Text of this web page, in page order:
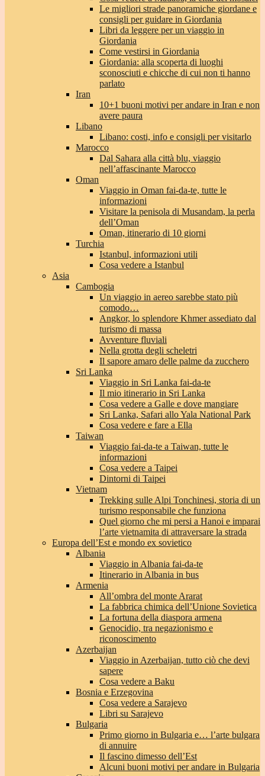
Le migliori strade panoramiche giordane e
consigli per guidare in Giordania
Libri da leggere per un viaggio in
Giordania
Come vestirsi in Giordania
Giordania: alla scoperta di luoghi
sconosciuti e chicche di cui non ti hanno
parlato
Iran
10+1 buoni motivi per andare in Iran e non
avere paura
Libano
Libano: costi, info e consigli per visitarlo
Marocco
Dal Sahara alla città blu, viaggio
nell’affascinante Marocco
Oman
Viaggio in Oman fai-da-te, tutte le
informazioni
Visitare la penisola di Musandam, la perla
dell’Oman
Oman, itinerario di 10 giorni
Turchia
Istanbul, informazioni utili
Cosa vedere a Istanbul
Asia
Cambogia
Un viaggio in aereo sarebbe stato più
comodo…
Angkor, lo splendore Khmer assediato dal
turismo di massa
Avventure fluviali
Nella grotta degli scheletri
Il sapore amaro delle palme da zucchero
Sri Lanka
Viaggio in Sri Lanka fai-da-te
Il mio itinerario in Sri Lanka
Cosa vedere a Galle e dove mangiare
Sri Lanka, Safari allo Yala National Park
Cosa vedere e fare a Ella
Taiwan
Viaggio fai-da-te a Taiwan, tutte le
informazioni
Cosa vedere a Taipei
Dintorni di Taipei
Vietnam
Trekking sulle Alpi Tonchinesi, storia di un
turismo responsabile che funziona
Quel giorno che mi persi a Hanoi e imparai
l’arte vietnamita di attraversare la strada
Europa dell’Est e mondo ex sovietico
Albania
Viaggio in Albania fai-da-te
Itinerario in Albania in bus
Armenia
All’ombra del monte Ararat
La fabbrica chimica dell’Unione Sovietica
La fortuna della diaspora armena
Genocidio, tra negazionismo e
riconoscimento
Azerbaijan
Viaggio in Azerbaijan, tutto ciò che devi
sapere
Cosa vedere a Baku
Bosnia e Erzegovina
Cosa vedere a Sarajevo
Libri su Sarajevo
Bulgaria
Primo giorno in Bulgaria e… l’arte bulgara
di annuire
Il fascino dimesso dell’Est
Alcuni buoni motivi per andare in Bulgaria